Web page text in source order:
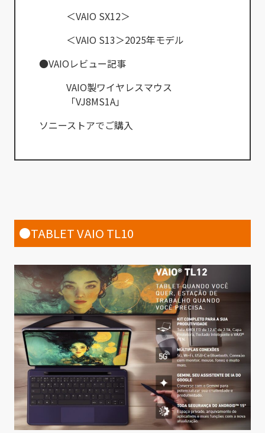
＜VAIO SX12＞
＜VAIO S13＞2025年モデル
●VAIOレビュー記事
VAIO製ワイヤレスマウス
「VJ8MS1A」
ソニーストアでご購入
●TABLET VAIO TL10